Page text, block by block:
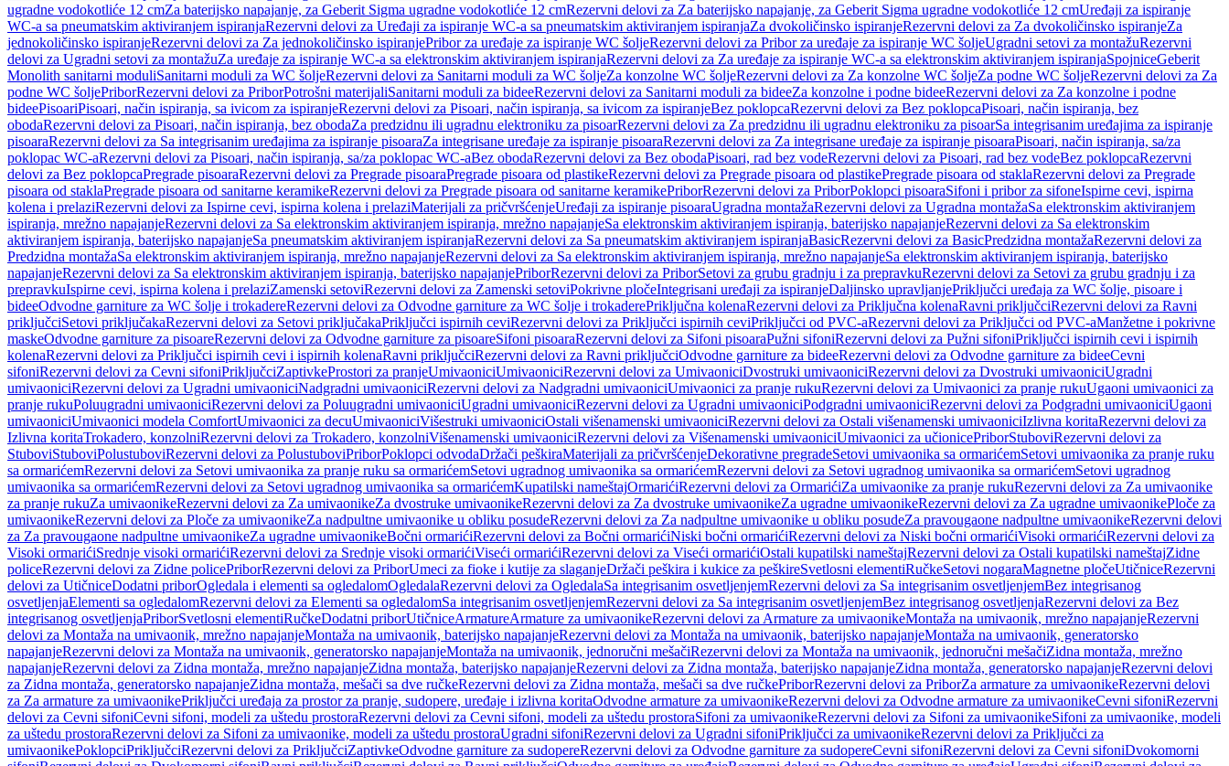
ugradne vodokotliće 12 cmZa baterijsko napajanje, za Geberit Sigma ugradne vodokotliće 12 cmRezervni delovi za Za baterijsko napajanje, za Geberit Sigma ugradne vodokotliće 12 cmUređaji za ispiranje
WC-a sa pneumatskim aktiviranjem ispiranjaRezervni delovi za Uređaji za ispiranje WC-a sa pneumatskim aktiviranjem ispiranjaZa dvokoličinsko ispiranjeRezervni delovi za Za dvokoličinsko ispiranjeZa
jednokoličinsko ispiranjeRezervni delovi za Za jednokoličinsko ispiranjePribor za uređaje za ispiranje WC šoljeRezervni delovi za Pribor za uređaje za ispiranje WC šoljeUgradni setovi za montažuRezervni
delovi za Ugradni setovi za montažuZa uređaje za ispiranje WC-a sa elektronskim aktiviranjem ispiranjaRezervni delovi za Za uređaje za ispiranje WC-a sa elektronskim aktiviranjem ispiranjaSpojniceGeberit
Monolith sanitarni moduliSanitarni moduli za WC šoljeRezervni delovi za Sanitarni moduli za WC šoljeZa konzolne WC šoljeRezervni delovi za Za konzolne WC šoljeZa podne WC šoljeRezervni delovi za Za
podne WC šoljePriborRezervni delovi za PriborPotrošni materijaliSanitarni moduli za bideeRezervni delovi za Sanitarni moduli za bideeZa konzolne i podne bideeRezervni delovi za Za konzolne i podne
bideePisoariPisoari, način ispiranja, sa ivicom za ispiranjeRezervni delovi za Pisoari, način ispiranja, sa ivicom za ispiranjeBez poklopcaRezervni delovi za Bez poklopcaPisoari, način ispiranja, bez
obodaRezervni delovi za Pisoari, način ispiranja, bez obodaZa predzidnu ili ugradnu elektroniku za pisoarRezervni delovi za Za predzidnu ili ugradnu elektroniku za pisoarSa integrisanim uređajima za ispiranje
pisoaraRezervni delovi za Sa integrisanim uređajima za ispiranje pisoaraZa integrisane uređaje za ispiranje pisoaraRezervni delovi za Za integrisane uređaje za ispiranje pisoaraPisoari, način ispiranja, sa/za
poklopac WC-aRezervni delovi za Pisoari, način ispiranja, sa/za poklopac WC-aBez obodaRezervni delovi za Bez obodaPisoari, rad bez vodeRezervni delovi za Pisoari, rad bez vodeBez poklopcaRezervni
delovi za Bez poklopcaPregrade pisoaraRezervni delovi za Pregrade pisoaraPregrade pisoara od plastikeRezervni delovi za Pregrade pisoara od plastikePregrade pisoara od staklaRezervni delovi za Pregrade
pisoara od staklaPregrade pisoara od sanitarne keramikeRezervni delovi za Pregrade pisoara od sanitarne keramikePriborRezervni delovi za PriborPoklopci pisoaraSifoni i pribor za sifoneIspirne cevi, ispirna
kolena i prelaziRezervni delovi za Ispirne cevi, ispirna kolena i prelaziMaterijali za pričvršćenjeUređaji za ispiranje pisoaraUgradna montažaRezervni delovi za Ugradna montažaSa elektronskim aktiviranjem
ispiranja, mrežno napajanjeRezervni delovi za Sa elektronskim aktiviranjem ispiranja, mrežno napajanjeSa elektronskim aktiviranjem ispiranja, baterijsko napajanjeRezervni delovi za Sa elektronskim
aktiviranjem ispiranja, baterijsko napajanjeSa pneumatskim aktiviranjem ispiranjaRezervni delovi za Sa pneumatskim aktiviranjem ispiranjaBasicRezervni delovi za BasicPredzidna montažaRezervni delovi za
Predzidna montažaSa elektronskim aktiviranjem ispiranja, mrežno napajanjeRezervni delovi za Sa elektronskim aktiviranjem ispiranja, mrežno napajanjeSa elektronskim aktiviranjem ispiranja, baterijsko
napajanjeRezervni delovi za Sa elektronskim aktiviranjem ispiranja, baterijsko napajanjePriborRezervni delovi za PriborSetovi za grubu gradnju i za prepravkuRezervni delovi za Setovi za grubu gradnju i za
prepravkuIspirne cevi, ispirna kolena i prelaziZamenski setoviRezervni delovi za Zamenski setoviPokrivne pločeIntegrisani uređaji za ispiranjeDaljinsko upravljanjePriključci uređaja za WC šolje, pisoare i
bideeOdvodne garniture za WC šolje i trokadereRezervni delovi za Odvodne garniture za WC šolje i trokaderePriključna kolenaRezervni delovi za Priključna kolenaRavni priključciRezervni delovi za Ravni
priključciSetovi priključakaRezervni delovi za Setovi priključakaPriključci ispirnih ceviRezervni delovi za Priključci ispirnih ceviPriključci od PVC-aRezervni delovi za Priključci od PVC-aManžetne i pokrivne
maskeOdvodne garniture za pisoareRezervni delovi za Odvodne garniture za pisoareSifoni pisoaraRezervni delovi za Sifoni pisoaraPužni sifoniRezervni delovi za Pužni sifoniPriključci ispirnih cevi i ispirnih
kolenaRezervni delovi za Priključci ispirnih cevi i ispirnih kolenaRavni priključciRezervni delovi za Ravni priključciOdvodne garniture za bideeRezervni delovi za Odvodne garniture za bideeCevni
sifoniRezervni delovi za Cevni sifoniPriključciZaptivkeProstori za pranjeUmivaoniciUmivaoniciRezervni delovi za UmivaoniciDvostruki umivaoniciRezervni delovi za Dvostruki umivaoniciUgradni
umivaoniciRezervni delovi za Ugradni umivaoniciNadgradni umivaoniciRezervni delovi za Nadgradni umivaoniciUmivaonici za pranje rukuRezervni delovi za Umivaonici za pranje rukuUgaoni umivaonici za
pranje rukuPoluugradni umivaoniciRezervni delovi za Poluugradni umivaoniciUgradni umivaoniciRezervni delovi za Ugradni umivaoniciPodgradni umivaoniciRezervni delovi za Podgradni umivaoniciUgaoni
umivaoniciUmivaonici modela ComfortUmivaonici za decuUmivaoniciVišestruki umivaoniciOstali višenamenski umivaoniciRezervni delovi za Ostali višenamenski umivaoniciIzlivna koritaRezervni delovi za
Izlivna koritaTrokadero, konzolniRezervni delovi za Trokadero, konzolniVišenamenski umivaoniciRezervni delovi za Višenamenski umivaoniciUmivaonici za učionicePriborStuboviRezervni delovi za
StuboviStuboviPolustuboviRezervni delovi za PolustuboviPriborPoklopci odvodaDržači peškiraMaterijali za pričvršćenjeDekorativne pregradeSetovi umivaonika sa ormarićemSetovi umivaonika za pranje ruku
sa ormarićemRezervni delovi za Setovi umivaonika za pranje ruku sa ormarićemSetovi ugradnog umivaonika sa ormarićemRezervni delovi za Setovi ugradnog umivaonika sa ormarićemSetovi ugradnog
umivaonika sa ormarićemRezervni delovi za Setovi ugradnog umivaonika sa ormarićemKupatilski nameštajOrmarićiRezervni delovi za OrmarićiZa umivaonike za pranje rukuRezervni delovi za Za umivaonike
za pranje rukuZa umivaonikeRezervni delovi za Za umivaonikeZa dvostruke umivaonikeRezervni delovi za Za dvostruke umivaonikeZa ugradne umivaonikeRezervni delovi za Za ugradne umivaonikePloče za
umivaonikeRezervni delovi za Ploče za umivaonikeZa nadpultne umivaonike u obliku posudeRezervni delovi za Za nadpultne umivaonike u obliku posudeZa pravougaone nadpultne umivaonikeRezervni delovi
za Za pravougaone nadpultne umivaonikeZa ugradne umivaonikeBočni ormarićiRezervni delovi za Bočni ormarićiNiski bočni ormarićiRezervni delovi za Niski bočni ormarićiVisoki ormarićiRezervni delovi za
Visoki ormarićiSrednje visoki ormarićiRezervni delovi za Srednje visoki ormarićiViseći ormarićiRezervni delovi za Viseći ormarićiOstali kupatilski nameštajRezervni delovi za Ostali kupatilski nameštajZidne
policeRezervni delovi za Zidne policePriborRezervni delovi za PriborUmeci za fioke i kutije za slaganjeDržači peškira i kukice za peškireSvetlosni elementiRučkeSetovi nogaraMagnetne pločeUtičniceRezervni
delovi za UtičniceDodatni priborOgledala i elementi sa ogledalomOgledalaRezervni delovi za OgledalaSa integrisanim osvetljenjemRezervni delovi za Sa integrisanim osvetljenjemBez integrisanog
osvetljenjaElementi sa ogledalomRezervni delovi za Elementi sa ogledalomSa integrisanim osvetljenjemRezervni delovi za Sa integrisanim osvetljenjemBez integrisanog osvetljenjaRezervni delovi za Bez
integrisanog osvetljenjaPriborSvetlosni elementiRučkeDodatni priborUtičniceArmatureArmature za umivaonikeRezervni delovi za Armature za umivaonikeMontaža na umivaonik, mrežno napajanjeRezervni
delovi za Montaža na umivaonik, mrežno napajanjeMontaža na umivaonik, baterijsko napajanjeRezervni delovi za Montaža na umivaonik, baterijsko napajanjeMontaža na umivaonik, generatorsko
napajanjeRezervni delovi za Montaža na umivaonik, generatorsko napajanjeMontaža na umivaonik, jednoručni mešačiRezervni delovi za Montaža na umivaonik, jednoručni mešačiZidna montaža, mrežno
napajanjeRezervni delovi za Zidna montaža, mrežno napajanjeZidna montaža, baterijsko napajanjeRezervni delovi za Zidna montaža, baterijsko napajanjeZidna montaža, generatorsko napajanjeRezervni delovi
za Zidna montaža, generatorsko napajanjeZidna montaža, mešači sa dve ručkeRezervni delovi za Zidna montaža, mešači sa dve ručkePriborRezervni delovi za PriborZa armature za umivaonikeRezervni delovi
za Za armature za umivaonikePriključci uređaja za prostor za pranje, sudopere, uređaje i izlivna koritaOdvodne armature za umivaonikeRezervni delovi za Odvodne armature za umivaonikeCevni sifoniRezervni
delovi za Cevni sifoniCevni sifoni, modeli za uštedu prostoraRezervni delovi za Cevni sifoni, modeli za uštedu prostoraSifoni za umivaonikeRezervni delovi za Sifoni za umivaonikeSifoni za umivaonike, modeli
za uštedu prostoraRezervni delovi za Sifoni za umivaonike, modeli za uštedu prostoraUgradni sifoniRezervni delovi za Ugradni sifoniPriključci za umivaonikeRezervni delovi za Priključci za
umivaonikePoklopciPriključciRezervni delovi za PriključciZaptivkeOdvodne garniture za sudopereRezervni delovi za Odvodne garniture za sudopereCevni sifoniRezervni delovi za Cevni sifoniDvokomorni